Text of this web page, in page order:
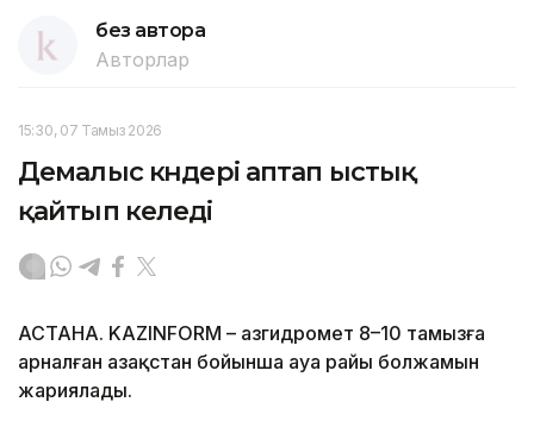
без автора
Авторлар
15:30, 07 Тамыз 2026
Демалыс күндері аптап ыстық
қайтып келеді
АСТАНА. KAZINFORM – Қазгидромет 8–10 тамызға
арналған Қазақстан бойынша ауа райы болжамын
жариялады.